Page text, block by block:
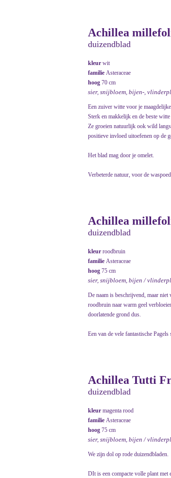
Achillea
duizendblad
kleur wit
familie Asteraceae
hoog 70 cm
sier, snijbloem, bijen-,
Een zuiver witte voor je
Sterk en makkelijk en de beste
Ze groeien natuurlijk ook wild
positieve invloed uitoefenen op de
Het blad mag door je omelet.
Verbeterde natuur, voor de
Achillea
duizendblad
kleur roodbruin
familie Asteraceae
hoog 75 cm
sier, snijbloem, bijen /
De naam is beschrijvend, maar
roodbruin naar warm geel
doorlatende grond dus.
Een van de vele fantastische Pagels
Achillea Tutti
duizendblad
kleur magenta rood
familie Asteraceae
hoog 75 cm
sier, snijbloem, bijen /
We zijn dol op rode duizendbladen.
DIt is een compacte volle plant